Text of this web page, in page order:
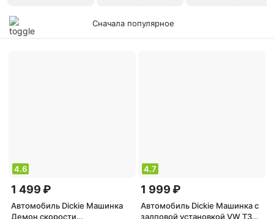
Сначала популярное
4.6
1 499 ₽
Автомобиль Dickie Машинка
Демон скорости
4.7
1 999 ₽
Автомобиль Dickie Машинка с
залповой установкой VW T3